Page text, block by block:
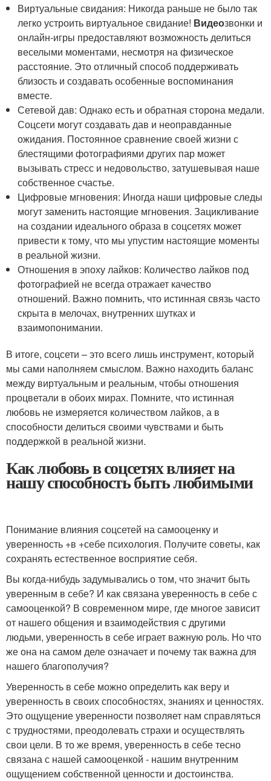
Виртуальные свидания: Никогда раньше не было так
легко устроить виртуальное свидание! Видеозвонки и
онлайн-игры предоставляют возможность делиться
веселыми моментами, несмотря на физическое
расстояние. Это отличный способ поддерживать
близость и создавать особенные воспоминания
вместе.
Сетевой дав: Однако есть и обратная сторона медали.
Соцсети могут создавать дав и неоправданные
ожидания. Постоянное сравнение своей жизни с
блестящими фотографиями других пар может
вызывать стресс и недовольство, затушевывая наше
собственное счастье.
Цифровые мгновения: Иногда наши цифровые следы
могут заменить настоящие мгновения. Зацикливание
на создании идеального образа в соцсетях может
привести к тому, что мы упустим настоящие моменты
в реальной жизни.
Отношения в эпоху лайков: Количество лайков под
фотографией не всегда отражает качество
отношений. Важно помнить, что истинная связь часто
скрыта в мелочах, внутренних шутках и
взаимопонимании.
В итоге, соцсети – это всего лишь инструмент, который
мы сами наполняем смыслом. Важно находить баланс
между виртуальным и реальным, чтобы отношения
процветали в обоих мирах. Помните, что истинная
любовь не измеряется количеством лайков, а в
способности делиться своими чувствами и быть
поддержкой в реальной жизни.
Как любовь в соцсетях влияет на
нашу способность быть любимыми
Понимание влияния соцсетей на самооценку и
уверенность +в +себе психология. Получите советы, как
сохранять естественное восприятие себя.
Вы когда-нибудь задумывались о том, что значит быть
уверенным в себе? И как связана уверенность в себе с
самооценкой? В современном мире, где многое зависит
от нашего общения и взаимодействия с другими
людьми, уверенность в себе играет важную роль. Но что
же она на самом деле означает и почему так важна для
нашего благополучия?
Уверенность в себе можно определить как веру и
уверенность в своих способностях, знаниях и ценностях.
Это ощущение уверенности позволяет нам справляться
с трудностями, преодолевать страхи и осуществлять
свои цели. В то же время, уверенность в себе тесно
связана с нашей самооценкой - нашим внутренним
ощущением собственной ценности и достоинства.